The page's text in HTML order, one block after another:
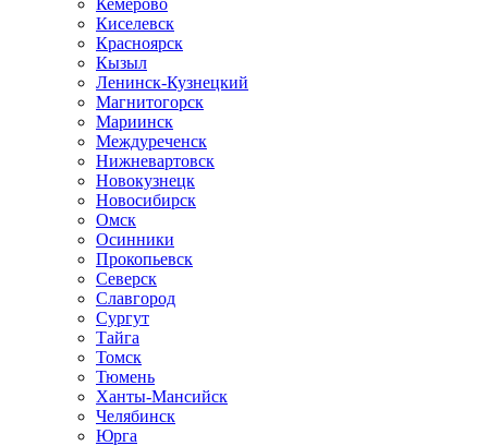
Кемерово
Киселевск
Красноярск
Кызыл
Ленинск-Кузнецкий
Магнитогорск
Мариинск
Междуреченск
Нижневартовск
Новокузнецк
Новосибирск
Омск
Осинники
Прокопьевск
Северск
Славгород
Сургут
Тайга
Томск
Тюмень
Ханты-Мансийск
Челябинск
Юрга